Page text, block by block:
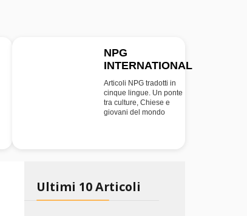
NPG
INTERNATIONAL
Articoli NPG tradotti in
cinque lingue. Un ponte
tra culture, Chiese e
giovani del mondo
Ultimi 10 Articoli